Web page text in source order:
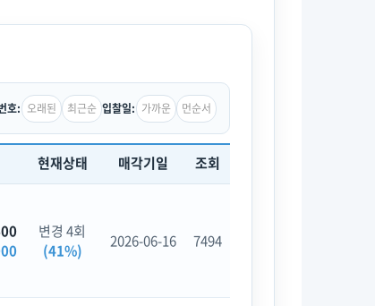
호: 오래된 최근순 입찰일: 가까운 먼순서
현재상태 매각기일 조회
변경 4회
(41%)
2026-06-16 7494